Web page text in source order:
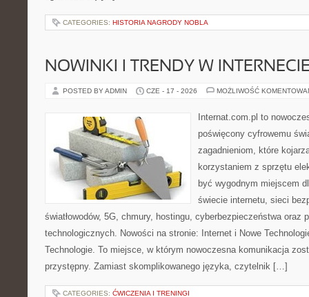
CATEGORIES: HISTORIA NAGRODY NOBLA
NOWINKI I TRENDY W
POSTED BY ADMIN CZE - 17 - 2026 MOŻLIWOŚĆ
Internat.com.pl to
poświęcony cyfrowemu
zagadnieniom, które
korzystaniem z sprzętu
być wygodnym miejscem
świecie internetu, sieci
światłowodów, 5G, chmury, hostingu, cyberbezpieczeństwa oraz
technologicznych. Nowości na stronie: Internet i Nowe
Technologie. To miejsce, w którym nowoczesna komunikacja
przystępny. Zamiast skomplikowanego języka, czytelnik […]
CATEGORIES: ĆWICZENIA I TRENINGI